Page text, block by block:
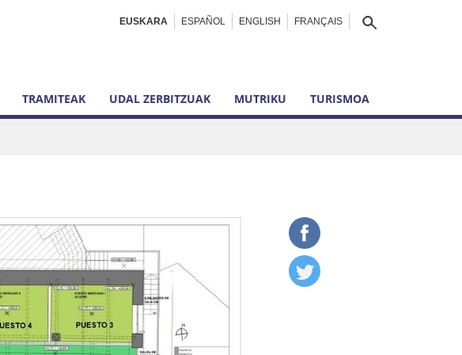
EUSKARA ESPAÑOL ENGLISH FRANÇAIS
TRAMITEAK UDAL ZERBITZUAK MUTRIKU TURISMOA